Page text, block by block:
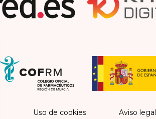
Uso de cookies Aviso legal